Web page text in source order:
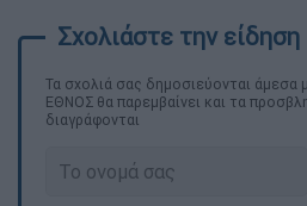
Τα σχολιά σας δημοσιεύονται άμεσα
ΕΘΝΟΣ θα παρεμβαίνει και τα
διαγράφονται